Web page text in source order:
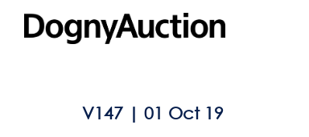
V147 | 01 Oct 19